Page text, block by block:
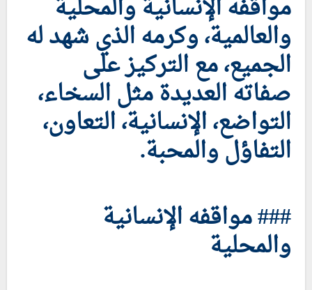
مواقفه الإنسانية والمحلية
والعالمية، وكرمه الذي شهد له
الجميع، مع التركيز على
صفاته العديدة مثل السخاء،
التواضع، الإنسانية، التعاون،
التفاؤل والمحبة.
### مواقفه الإنسانية
والمحلية